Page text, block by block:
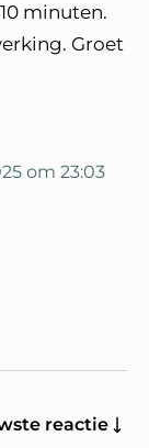
minuten.
Groet
om 23:03
reactie